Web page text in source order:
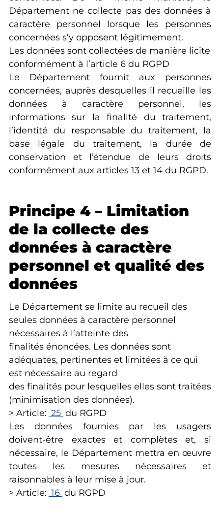
Département ne collecte pas des données à
caractère personnel lorsque les personnes
concernées s’y opposent légitimement.
Les données sont collectées de manière licite
conformément à l’article 6 du RGPD
Le Département fournit aux personnes
concernées, auprès desquelles il recueille les
données à caractère personnel, les
informations sur la finalité du traitement,
l’identité du responsable du traitement, la
base légale du traitement, la durée de
conservation et l’étendue de leurs droits
conformément aux articles 13 et 14 du RGPD.
Principe 4 – Limitation
de la collecte des
données à caractère
personnel et qualité des
données
Le Département se limite au recueil des
seules données à caractère personnel
nécessaires à l’atteinte des
finalités énoncées. Les données sont
adéquates, pertinentes et limitées à ce qui
est nécessaire au regard
des finalités pour lesquelles elles sont traitées
(minimisation des données).
> Article: 25 du RGPD
Les données fournies par les usagers
doivent-être exactes et complètes et, si
nécessaire, le Département mettra en œuvre
toutes les mesures nécessaires et
raisonnables à leur mise à jour.
> Article: 16 du RGPD